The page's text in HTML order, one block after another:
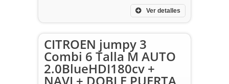
Ver detalles
CITROEN jumpy 3
Combi 6 Talla M AUTO
2.0BlueHDI180cv +